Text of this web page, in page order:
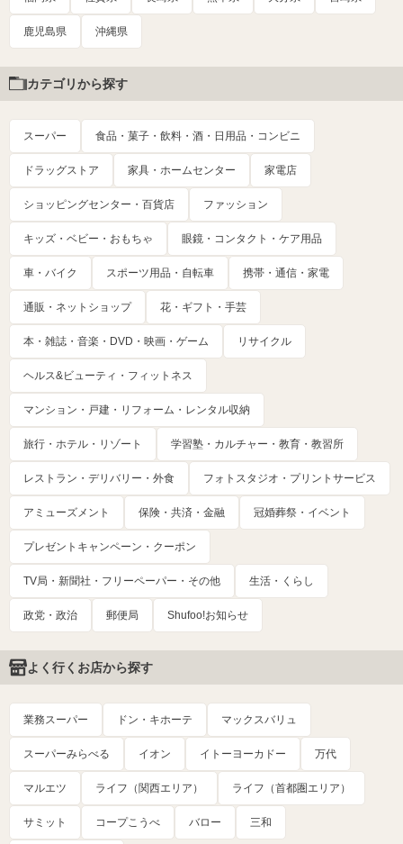
鹿児島県 沖縄県
カテゴリから探す
スーパー 食品・菓子・飲料・酒・日用品・コンビニ
ドラッグストア 家具・ホームセンター 家電店
ショッピングセンター・百貨店 ファッション
キッズ・ベビー・おもちゃ 眼鏡・コンタクト・ケア用品
車・バイク スポーツ用品・自転車 携帯・通信・家電
通販・ネットショップ 花・ギフト・手芸
本・雑誌・音楽・DVD・映画・ゲーム リサイクル
ヘルス&ビューティ・フィットネス
マンション・戸建・リフォーム・レンタル収納
旅行・ホテル・リゾート 学習塾・カルチャー・教育・教習所
レストラン・デリバリー・外食 フォトスタジオ・プリントサービス
アミューズメント 保険・共済・金融 冠婚葬祭・イベント
プレゼントキャンペーン・クーポン
TV局・新聞社・フリーペーパー・その他 生活・くらし
政党・政治 郵便局 Shufoo!お知らせ
よく行くお店から探す
業務スーパー ドン・キホーテ マックスバリュ
スーパーみらべる イオン イトーヨーカドー 万代
マルエツ ライフ（関西エリア） ライフ（首都圏エリア）
サミット コープこうべ バロー 三和